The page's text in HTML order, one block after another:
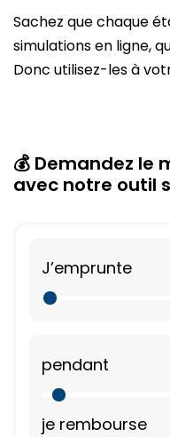
Sachez que chaque
simulations en ligne,
Donc utilisez-les à
💰 Demandez le
avec notre outil
J’emprunte
pendant
je rembourse